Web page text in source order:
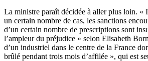
La ministre paraît décidée à aller plus loin. «
un certain nombre de cas, les sanctions
d’un certain nombre de prescriptions sont
l’ampleur du préjudice » selon Elisabeth
d’un industriel dans le centre de la France
brûlé pendant trois mois d’affilée », qui est